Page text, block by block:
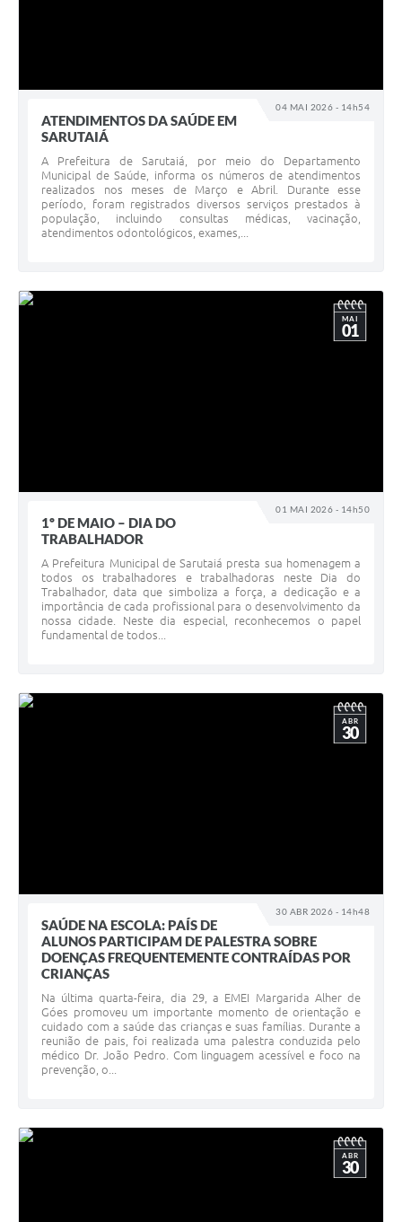
04 MAI 2026 - 14h54
ATENDIMENTOS DA SAÚDE EM
SARUTAIÁ
A Prefeitura de Sarutaiá, por meio do Departamento
Municipal de Saúde, informa os números de atendimentos
realizados nos meses de Março e Abril. Durante esse
período, foram registrados diversos serviços prestados à
população, incluindo consultas médicas, vacinação,
atendimentos odontológicos, exames,...
01 MAI 2026 - 14h50
MAI
01
1º DE MAIO – DIA DO
TRABALHADOR
A Prefeitura Municipal de Sarutaiá presta sua homenagem a
todos os trabalhadores e trabalhadoras neste Dia do
Trabalhador, data que simboliza a força, a dedicação e a
importância de cada profissional para o desenvolvimento da
nossa cidade. Neste dia especial, reconhecemos o papel
fundamental de todos...
30 ABR 2026 - 14h48
ABR
30
SAÚDE NA ESCOLA: PAÍS DE
ALUNOS PARTICIPAM DE PALESTRA SOBRE
DOENÇAS FREQUENTEMENTE CONTRAÍDAS POR
CRIANÇAS
Na última quarta-feira, dia 29, a EMEI Margarida Alher de
Góes promoveu um importante momento de orientação e
cuidado com a saúde das crianças e suas famílias. Durante a
reunião de pais, foi realizada uma palestra conduzida pelo
médico Dr. João Pedro. Com linguagem acessível e foco na
prevenção, o...
ABR
30